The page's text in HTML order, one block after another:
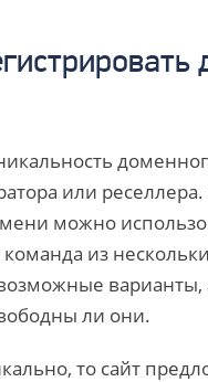
или
можно
из
варианты,
ли они.
то сайт